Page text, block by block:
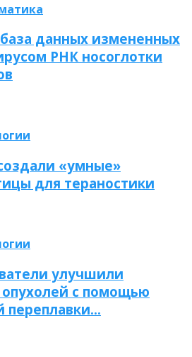
данных измененных
РНК носоглотки
«умные»
для тераностики
улучшили
с помощью
переплавки…